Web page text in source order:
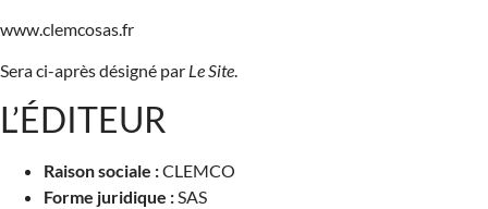
www.clemcosas.fr
Sera ci-après désigné par Le Site.
L’ÉDITEUR
Raison sociale :CLEMCO
Forme juridique :SAS